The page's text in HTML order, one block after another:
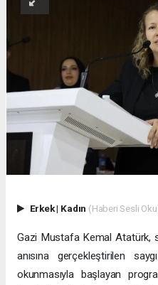
Erkek| Kadın (Haberi Sesli
Gazi Mustafa Kemal Atatürk,
anısına gerçekleştirilen
okunmasıyla başlayan